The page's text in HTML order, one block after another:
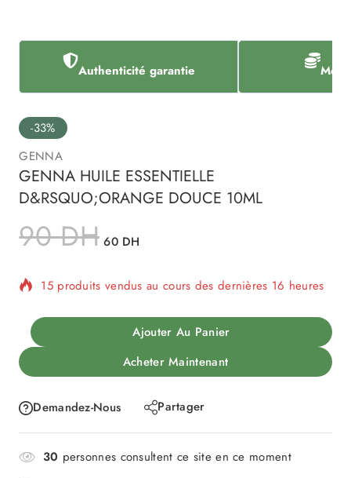
Authenticité garantie
-33%
GENNA
GENNA HUILE ESSENTIELLE
D&RSQUO;ORANGE DOUCE 10ML
90DH 60 DH
15 produits vendus au cours des dernières 16 heures
Vente rapide ! Plus de 6 personnes ont dans leur
Ajouter Au Panier
Acheter Maintenant
Demandez-Nous Partager
30 personnes consultent ce site en ce moment